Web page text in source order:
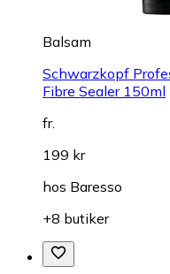
Balsam
Schwarzkopf
Fibre Sealer 150ml
fr.
199 kr
hos Baresso
+8 butiker